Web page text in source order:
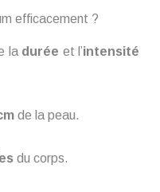
efficacement ?
la durée et l’intensité
de la peau.
du corps.